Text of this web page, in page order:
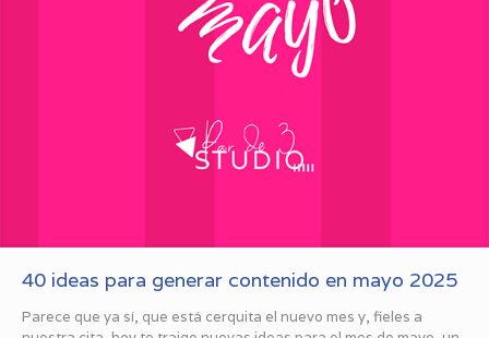
40 ideas para generar contenido en mayo 2025
Parece que ya sí, que está cerquita el nuevo mes y, fieles a